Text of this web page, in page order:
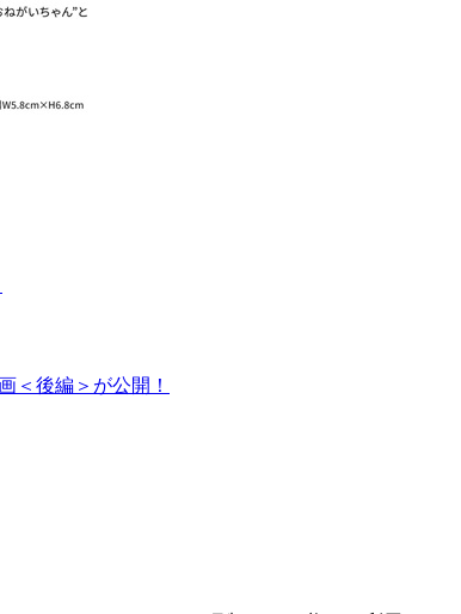
＜後編＞が公開！